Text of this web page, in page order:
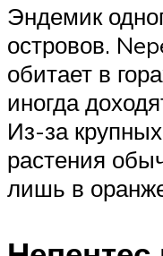
Эндемик
островов.
обитает в
иногда
Из-за
растения
лишь в